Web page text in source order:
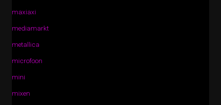
maxiaxi
mediamarkt
metallica
microfoon
mini
mixen